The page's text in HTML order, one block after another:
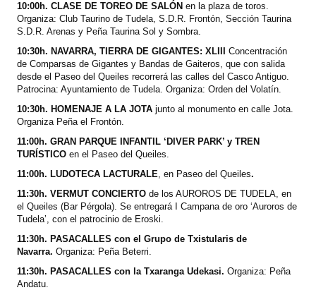
10:00h. CLASE DE TOREO DE SALÓN en la plaza de toros.
Organiza: Club Taurino de Tudela, S.D.R. Frontón, Sección Taurina
S.D.R. Arenas y Peña Taurina Sol y Sombra.
10:30h. NAVARRA, TIERRA DE GIGANTES: XLIII Concentración
de Comparsas de Gigantes y Bandas de Gaiteros, que con salida
desde el Paseo del Queiles recorrerá las calles del Casco Antiguo.
Patrocina: Ayuntamiento de Tudela. Organiza: Orden del Volatín.
10:30h. HOMENAJE A LA JOTA junto al monumento en calle Jota.
Organiza Peña el Frontón.
11:00h. GRAN PARQUE INFANTIL ‘DIVER PARK’ y TREN
TURÍSTICO en el Paseo del Queiles.
11:00h. LUDOTECA LACTURALE, en Paseo del Queiles.
11:30h. VERMUT CONCIERTO de los AUROROS DE TUDELA, en
el Queiles (Bar Pérgola). Se entregará I Campana de oro ‘Auroros de
Tudela’, con el patrocinio de Eroski.
11:30h. PASACALLES con el Grupo de Txistularis de
Navarra. Organiza: Peña Beterri.
11:30h. PASACALLES con la Txaranga Udekasi. Organiza: Peña
Andatu.